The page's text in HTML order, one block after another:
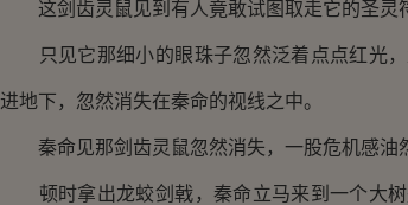
这剑齿灵鼠见到有人竟敢试图取走它的圣灵
只见它那细小的眼珠子忽然泛着点点红光，
进地下，忽然消失在秦命的视线之中。
秦命见那剑齿灵鼠忽然消失，一股危机感油
顿时拿出龙蛟剑戟，秦命立马来到一个大树